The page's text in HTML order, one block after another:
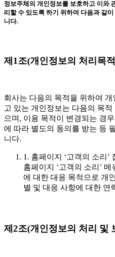
정보주체의 개인정보를 보호하고 이와
리할 수 있도록 하기 위하여 다음과 같
니다.
제1조(개인정보의 처리목
회사는 다음의 목적을 위하여
고 있는 개인정보는 다음의 목
으며, 이용 목적이 변경되는 경
에 따라 별도의 동의를 받는 등
니다.
1. 홈페이지 ‘고객의 소리’
홈페이지 ‘고객의 소리’
에 대한 대응 목적으로 개
별 및 대응 사항에 대한 연
제2조(개인정보의 처리 및